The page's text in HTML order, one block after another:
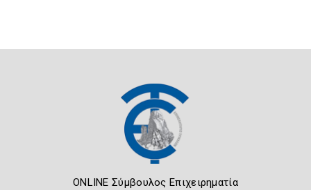
ONLINE Σύμβουλος Επιχειρηματία